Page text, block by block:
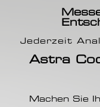
Jederzeit
Astra
Machen Sie